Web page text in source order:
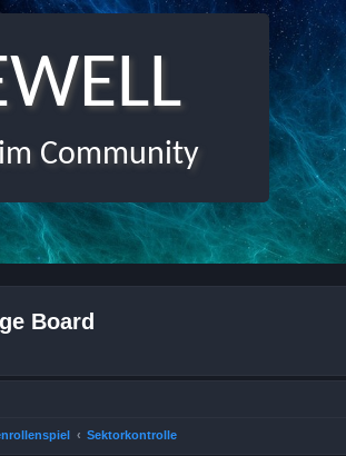
Community
Board
Sektorkontrolle